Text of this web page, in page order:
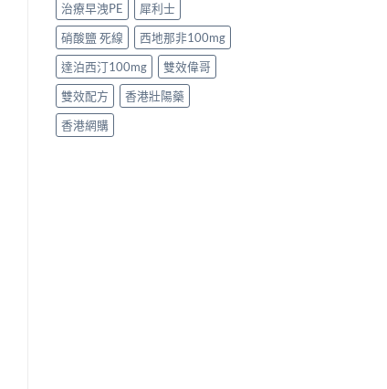
治療早洩PE
犀利士
硝酸鹽 死線
西地那非100mg
達泊西汀100mg
雙效偉哥
雙效配方
香港壯陽藥
香港網購